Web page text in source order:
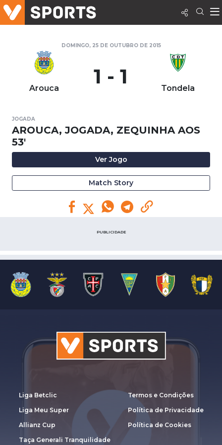
DOMINGO, 25 DE OUTUBRO DE 2015
Arouca 1 - 1 Tondela
JOGADA
AROUCA, JOGADA, ZEQUINHA AOS
53'
Ver Jogo
Match Story
PUBLICIDADE
Liga Betclic
Liga Meu Super
Allianz Cup
Taça Generali Tranquilidade
Termos e Condições
Política de Privacidade
Política de Cookies